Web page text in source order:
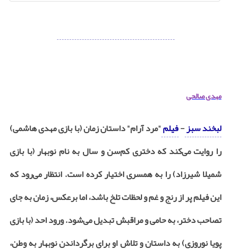
مهدی صالحی
لبخند سبز-فیلم"مرد آرام" داستان زمان (با بازی مهدی هاشمی)
را روایت می‌کند که دختری کم‌سن و سال به نام نوبهار (با بازی
شمیلا شیرزاد) را به همسری اختیار کرده است. انتظار می‌رود که
این فیلم پر از رنج و غم و لحظات تلخ باشد، اما برعکس، زمان به جای
تصاحب دختر، به حامی و مراقبش تبدیل می‌شود. ورود احد (با بازی
پویا نوروزی) به داستان و تلاش او برای برگرداندن نوبهار به وطن،